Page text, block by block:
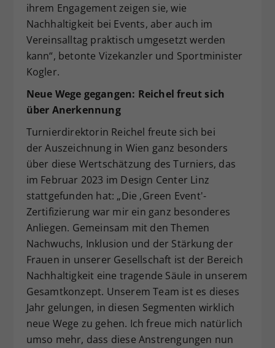
ihrem Engagement zeigen sie, wie
Nachhaltigkeit bei Events, aber auch im
Vereinsalltag praktisch umgesetzt werden
kann“, betonte Vizekanzler und Sportminister
Kogler.
Neue Wege gegangen: Reichel freut sich
über Anerkennung
Turnierdirektorin Reichel freute sich bei
der Auszeichnung in Wien ganz besonders
über diese Wertschätzung des Turniers, das
im Februar 2023 im Design Center Linz
stattgefunden hat: „Die ,Green Event'-
Zertifizierung war mir ein ganz besonderes
Anliegen. Gemeinsam mit den Themen
Nachwuchs, Inklusion und der Stärkung der
Frauen in unserer Gesellschaft ist der Bereich
Nachhaltigkeit eine tragende Säule in unserem
Gesamtkonzept. Unserem Team ist es dieses
Jahr gelungen, in diesen Segmenten wirklich
neue Wege zu gehen. Ich freue mich natürlich
umso mehr, dass diese Anstrengungen nun